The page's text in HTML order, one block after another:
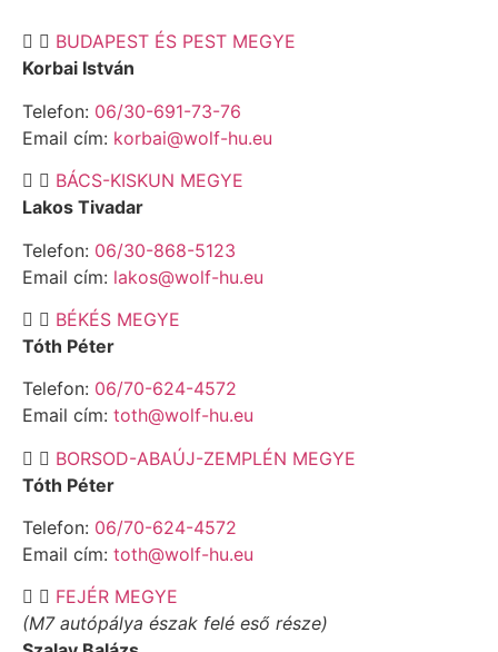
BUDAPEST ÉS PEST MEGYE
Korbai István
Telefon: 06/30-691-73-76
Email cím: korbai@wolf-hu.eu
BÁCS-KISKUN MEGYE
Lakos Tivadar
Telefon: 06/30-868-5123
Email cím: lakos@wolf-hu.eu
BÉKÉS MEGYE
Tóth Péter
Telefon: 06/70-624-4572
Email cím: toth@wolf-hu.eu
BORSOD-ABAÚJ-ZEMPLÉN MEGYE
Tóth Péter
Telefon: 06/70-624-4572
Email cím: toth@wolf-hu.eu
FEJÉR MEGYE
(M7 autópálya észak felé eső része)